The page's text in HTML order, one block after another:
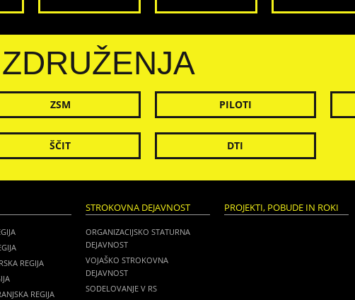
ZSM PILOTI
ŠČIT DTI
REGIJA
REGIJA
STROKOVNA DEJAVNOST
ORGANIZACIJSKO STATURNA
DEJAVNOST
VOJAŠKO STROKOVNA
DEJAVNOST
SODELOVANJE V RS
PROJEKTI, POBUDE IN ROKI